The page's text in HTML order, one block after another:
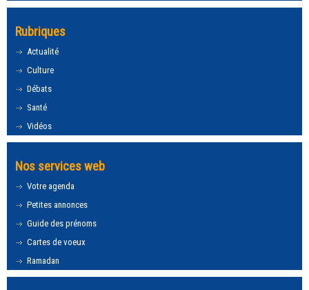
Rubriques
Actualité
Culture
Débats
Santé
Vidéos
Nos services web
Votre agenda
Petites annonces
Guide des prénoms
Cartes de voeux
Ramadan